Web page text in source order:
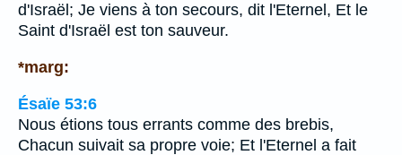
d'Israël; Je viens à ton secours, dit l'Eternel, Et le
Saint d'Israël est ton sauveur.
*marg:
Ésaïe 53:6
Nous étions tous errants comme des brebis,
Chacun suivait sa propre voie; Et l'Eternel a fait